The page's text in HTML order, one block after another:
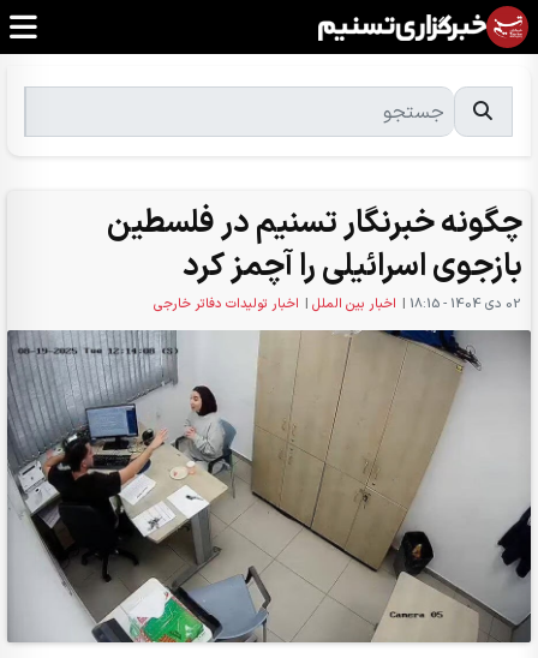
چگونه خبرنگار تسنیم در فلسطین
بازجوی اسرائیلی را آچمز کرد
02 دی 1404 - 18:15 | اخبار بین الملل | اخبار تولیدات دفاتر خارجی